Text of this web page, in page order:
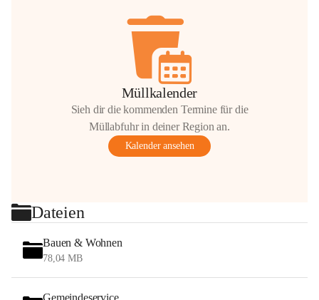
Müllkalender
Sieh dir die kommenden Termine für die
Müllabfuhr in deiner Region an.
Kalender ansehen
Dateien
Bauen & Wohnen
78,04 MB
Gemeindeservice